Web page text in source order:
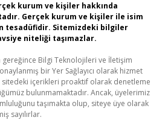
kurum ve kişiler hakkında
Gerçek kurum ve kişiler ile isim
tesadüfidir. Sitemizdeki bilgiler
niteliği taşımazlar.
gereğince Bilgi Teknolojileri ve İletişim
bir Yer Sağlayıcı olarak hizmet
içerikleri proaktif olarak denetleme
bulunmamaktadır. Ancak, üyelerimiz
taşımakta olup, siteye üye olarak
sayılırlar.